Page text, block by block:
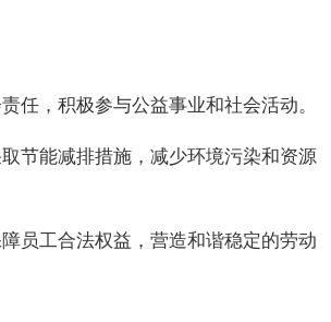
任，积极参与公益事业和社会活动。
节能减排措施，减少环境污染和资源
员工合法权益，营造和谐稳定的劳动